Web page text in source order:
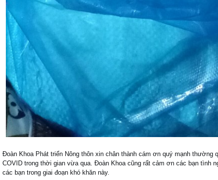
Đoàn Khoa Phát triển Nông thôn xin chân thành cám ơn quý mạnh
COVID trong thời gian vừa qua. Đoàn Khoa cũng rất cảm ơn các bạn tình
các bạn trong giai đoạn khó khăn này.